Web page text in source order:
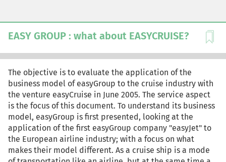
EASY GROUP : what about EASYCRUISE?
The objective is to evaluate the application of the
business model of easyGroup to the cruise industry with
the venture easyCruise in June 2005. The service aspect
is the focus of this document. To understand its business
model, easyGroup is first presented, looking at the
application of the first easyGroup company "easyJet" to
the European airline industry; with a focus on what
makes their model different. As a cruise ship is a mode